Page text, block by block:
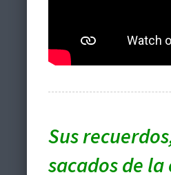
Sus
sacados de